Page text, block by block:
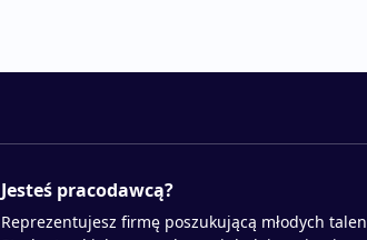
Jesteś pracodawcą?
Reprezentujesz firmę poszukującą młodych